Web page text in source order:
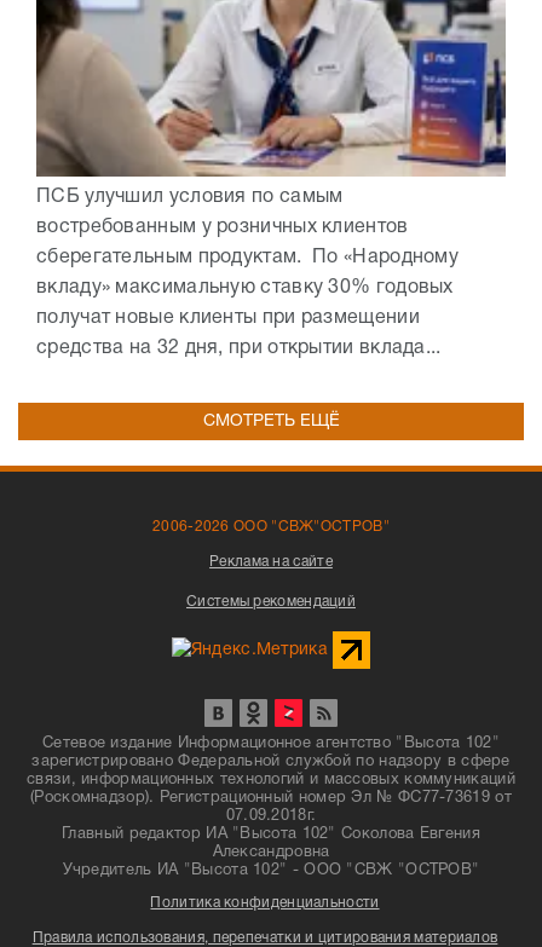
ПСБ улучшил условия по самым
востребованным у розничных клиентов
сберегательным продуктам. По «Народному
вкладу» максимальную ставку 30% годовых
получат новые клиенты при размещении
средства на 32 дня, при открытии вклада...
СМОТРЕТЬ ЕЩЁ
2006-2026 ООО "СВЖ"ОСТРОВ"
Реклама на сайте
Системы рекомендаций
Сетевое издание Информационное агентство "Высота 102"
зарегистрировано Федеральной службой по надзору в сфере
связи, информационных технологий и массовых коммуникаций
(Роскомнадзор). Регистрационный номер Эл № ФС77-73619 от
07.09.2018г.
Главный редактор ИА "Высота 102" Соколова Евгения
Александровна
Учредитель ИА "Высота 102" - ООО "СВЖ "ОСТРОВ"
Политика конфиденциальности
Правила использования, перепечатки и цитирования материалов